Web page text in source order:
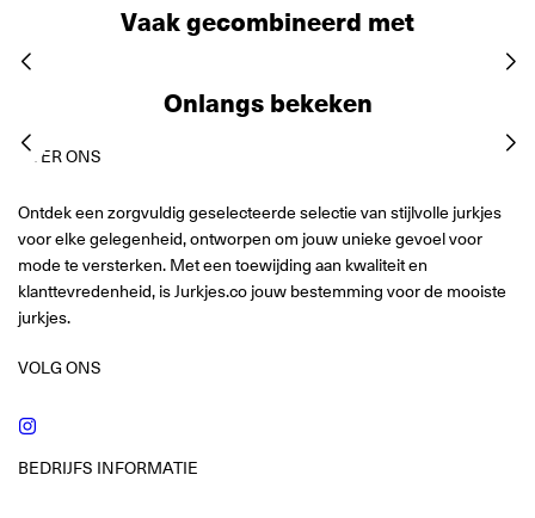
Vaak gecombineerd met
Onlangs bekeken
OVER ONS
Ontdek een zorgvuldig geselecteerde selectie van stijlvolle jurkjes
voor elke gelegenheid, ontworpen om jouw unieke gevoel voor
mode te versterken. Met een toewijding aan kwaliteit en
klanttevredenheid, is Jurkjes.co jouw bestemming voor de mooiste
jurkjes.
VOLG ONS
BEDRIJFS INFORMATIE